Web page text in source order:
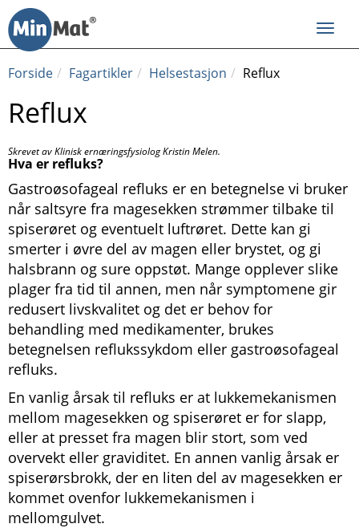
innhold
Forside
Fagartikler Helsestasjon Reflux
Reflux
Skrevet av Klinisk ernæringsfysiolog Kristin Melen.
Hva er refluks?
Gastroøsofageal refluks er en betegnelse vi bruker
når saltsyre fra magesekken strømmer tilbake til
spiserøret og eventuelt luftrøret. Dette kan gi
smerter i øvre del av magen eller brystet, og gi
halsbrann og sure oppstøt. Mange opplever slike
plager fra tid til annen, men når symptomene gir
redusert livskvalitet og det er behov for
behandling med medikamenter, brukes
betegnelsen reflukssykdom eller gastroøsofageal
refluks.
En vanlig årsak til refluks er at lukkemekanismen
mellom magesekken og spiserøret er for slapp,
eller at presset fra magen blir stort, som ved
overvekt eller graviditet. En annen vanlig årsak er
spiserørsbrokk, der en liten del av magesekken er
kommet ovenfor lukkemekanismen i
mellomgulvet.